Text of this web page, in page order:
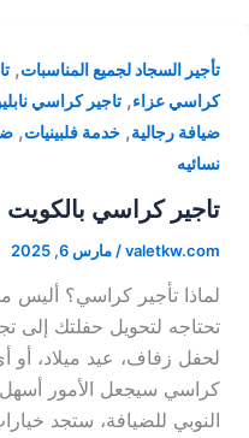
تأجير السجاد لجميع المناسبات,
كراسي عزاء, تاجير كراسي
ضيافة رجالية, خدمة فلبينيات,
نسائيه
تاجير كراسي بالكويت
valetkw.com
/ مارس 6, 2025
لماذا تأجير كراسي؟ أليس
تحتاجه لتحويل حفلتك إلى
لحفل زفاف، عيد ميلاد، أو
كراسي سيجعل الأمور
النوبي للضيافة، ستجد